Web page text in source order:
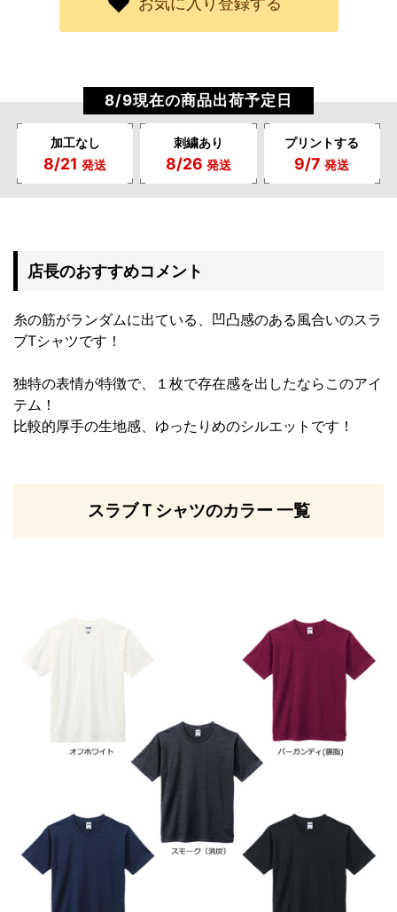
8/9現在の商品出荷予定日
加工なし
8/21 発送
刺繍あり
8/26 発送
プリントする
9/7 発送
店長のおすすめコメント
糸の筋がランダムに出ている、凹凸感のある風合いのスラ
ブTシャツです！
独特の表情が特徴で、１枚で存在感を出したならこのアイ
テム！
比較的厚手の生地感、ゆったりめのシルエットです！
スラブＴシャツのカラー 一覧